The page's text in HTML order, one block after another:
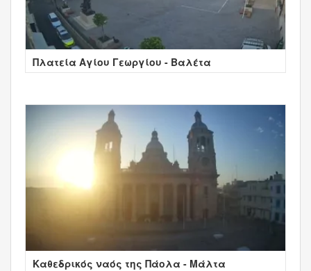
Πλατεία Αγίου Γεωργίου - Βαλέτα
Καθεδρικός ναός της Πάολα - Μάλτα